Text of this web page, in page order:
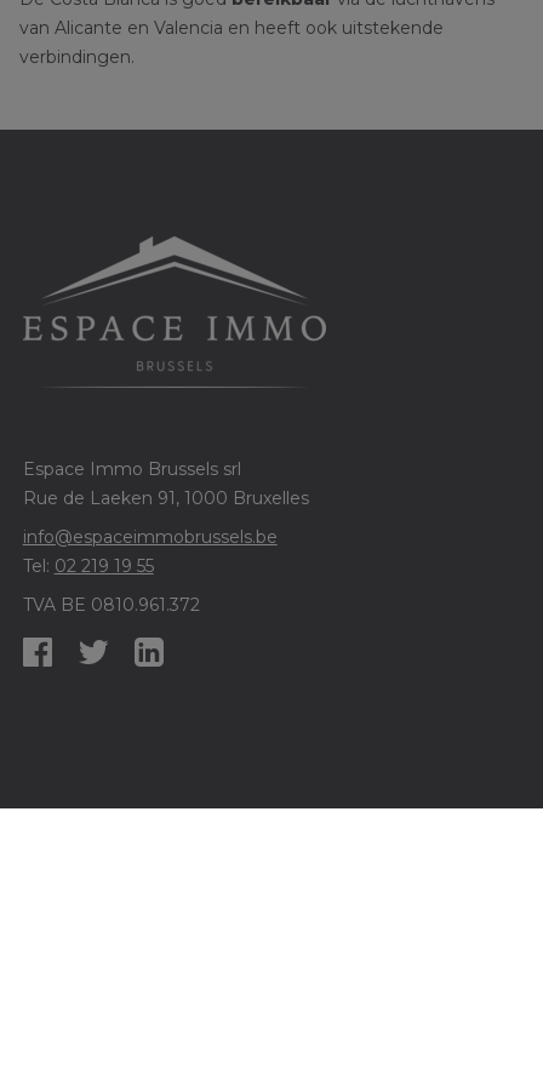
van Alicante en Valencia en heeft ook uitstekende
verbindingen.
Espace Immo Brussels srl
Rue de Laeken 91, 1000 Bruxelles
info@espaceimmobrussels.be
Tel: 02 219 19 55
TVA BE 0810.961.372